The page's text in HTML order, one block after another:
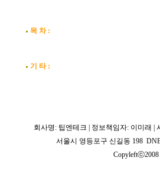
목 차 :
기 타 :
회사명: 팁엔테크 | 정보책임자: 이미래 |
서울시 영등포구 신길동 198
Copyleftⓒ2008